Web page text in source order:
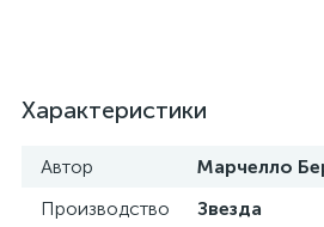
Характеристики
Автор
Марчелло
Производство
Звезда